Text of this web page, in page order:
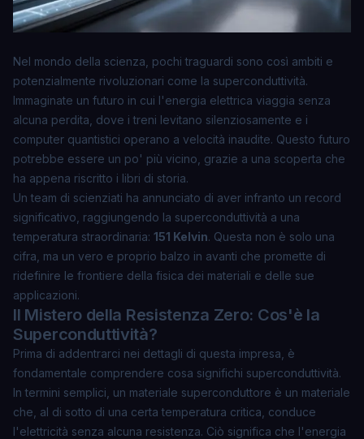
Nel mondo della scienza, pochi traguardi sono così ambiti e
potenzialmente rivoluzionari come la superconduttività.
Immaginate un futuro in cui l'energia elettrica viaggia senza
alcuna perdita, dove i treni levitano silenziosamente e i
computer quantistici operano a velocità inaudite. Questo futuro
potrebbe essere un po' più vicino, grazie a una scoperta che
ha appena riscritto i libri di storia.
Un team di scienziati ha annunciato di aver infranto un record
significativo, raggiungendo la superconduttività a una
temperatura straordinaria: 151 Kelvin. Questa non è solo una
cifra, ma un vero e proprio balzo in avanti che promette di
ridefinire le frontiere della fisica dei materiali e delle sue
applicazioni.
Il Mistero della Resistenza Zero: Cos'è la
Superconduttività?
Prima di addentrarci nei dettagli di questa impresa, è
fondamentale comprendere cosa significhi superconduttività.
In termini semplici, un materiale superconduttore è un materiale
che, al di sotto di una certa temperatura critica, conduce
l'elettricità senza alcuna resistenza. Ciò significa che l'energia